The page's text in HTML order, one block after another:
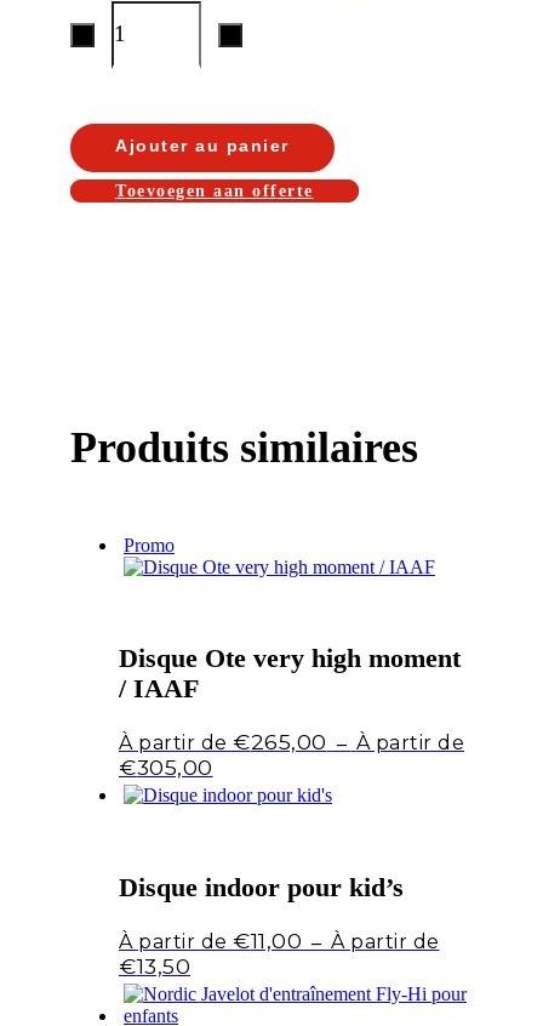
Ajouter au panier
Toevoegen aan offerte
Produits similaires
Promo
Disque Ote very high moment
/ IAAF
€265,00 –
€305,00
de
prix :
Disque indoor pour kid’s
€11,00 –
€13,50
de
prix :